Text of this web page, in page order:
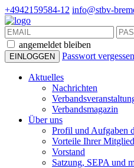
+4942159584-12 info@stbv-
angemeldet bleiben
Passwort
Aktuelles
Nachrichten
Verbandsmagazin
Über uns
Profil und Aufgaben
Vorteile Ihrer
Vorstand
Satzung, SEPA und